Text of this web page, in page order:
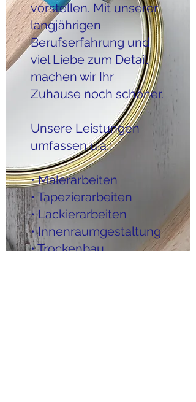
vorstellen. Mit unserer
langjährigen
Berufserfahrung und
viel Liebe zum Detail
machen wir Ihr
Zuhause noch schöner.
Unsere Leistungen
umfassen u.a.:
• Malerarbeiten
• Tapezierarbeiten
• Lackierarbeiten
• Innenraumgestaltung
• Trockenbau